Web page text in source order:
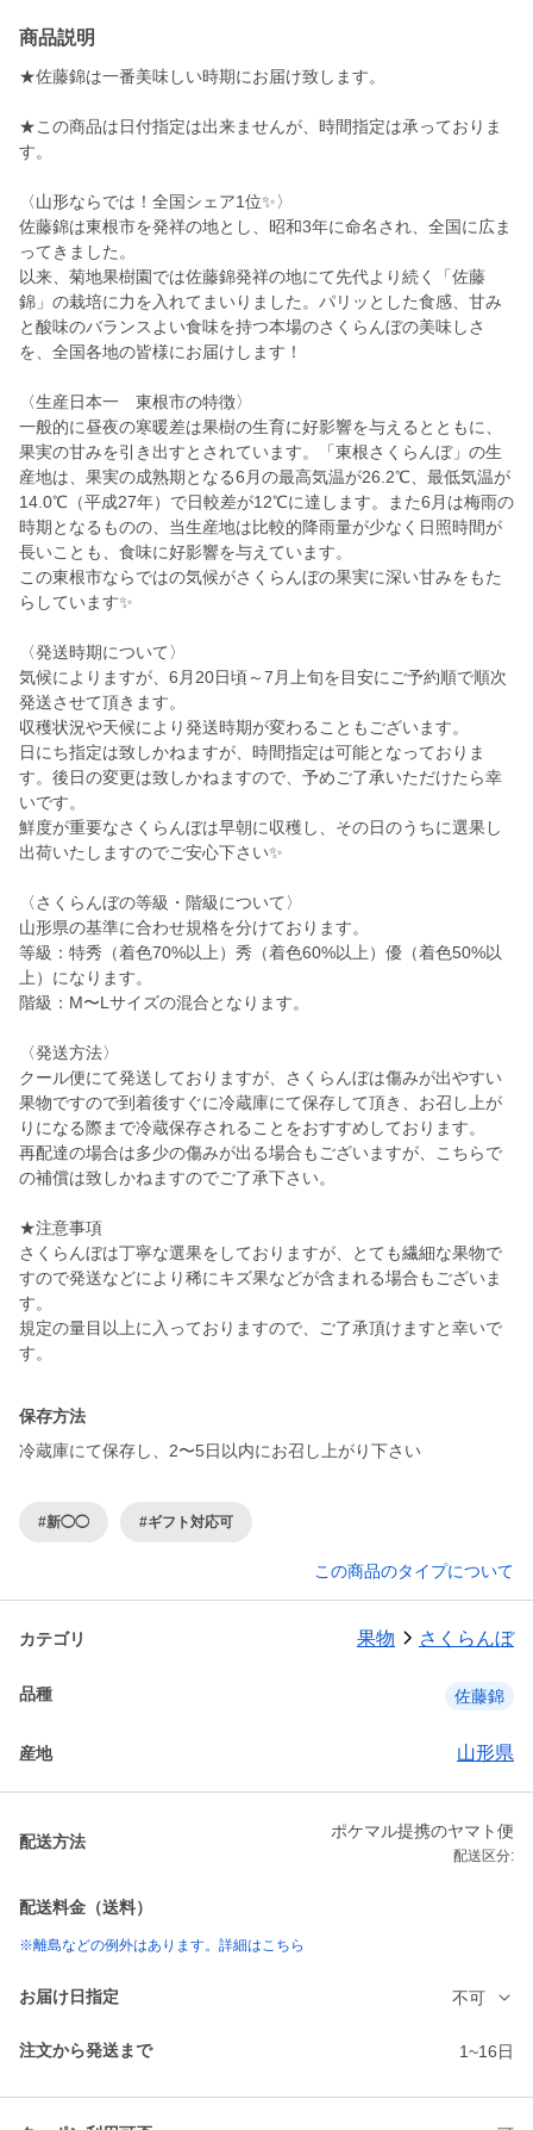
商品説明
★佐藤錦は一番美味しい時期にお届け致します。
★この商品は日付指定は出来ませんが、時間指定は承っておりま
す。
〈山形ならでは！全国シェア1位✨〉
佐藤錦は東根市を発祥の地とし、昭和3年に命名され、全国に広ま
ってきました。
以来、菊地果樹園では佐藤錦発祥の地にて先代より続く「佐藤
錦」の栽培に力を入れてまいりました。パリッとした食感、甘み
と酸味のバランスよい食味を持つ本場のさくらんぼの美味しさ
を、全国各地の皆様にお届けします！
〈生産日本一 東根市の特徴〉
一般的に昼夜の寒暖差は果樹の生育に好影響を与えるとともに、
果実の甘みを引き出すとされています。「東根さくらんぼ」の生
産地は、果実の成熟期となる6月の最高気温が26.2℃、最低気温が
14.0℃（平成27年）で日較差が12℃に達します。また6月は梅雨の
時期となるものの、当生産地は比較的降雨量が少なく日照時間が
長いことも、食味に好影響を与えています。
この東根市ならではの気候がさくらんぼの果実に深い甘みをもた
らしています✨
〈発送時期について〉
気候によりますが、6月20日頃～7月上旬を目安にご予約順で順次
発送させて頂きます。
収穫状況や天候により発送時期が変わることもございます。
日にち指定は致しかねますが、時間指定は可能となっておりま
す。後日の変更は致しかねますので、予めご了承いただけたら幸
いです。
鮮度が重要なさくらんぼは早朝に収穫し、その日のうちに選果し
出荷いたしますのでご安心下さい✨
〈さくらんぼの等級・階級について〉
山形県の基準に合わせ規格を分けております。
等級：特秀（着色70%以上）秀（着色60%以上）優（着色50%以
上）になります。
階級：M〜Lサイズの混合となります。
〈発送方法〉
クール便にて発送しておりますが、さくらんぼは傷みが出やすい
果物ですので到着後すぐに冷蔵庫にて保存して頂き、お召し上が
りになる際まで冷蔵保存されることをおすすめしております。
再配達の場合は多少の傷みが出る場合もございますが、こちらで
の補償は致しかねますのでご了承下さい。
★注意事項
さくらんぼは丁寧な選果をしておりますが、とても繊細な果物で
すので発送などにより稀にキズ果などが含まれる場合もございま
す。
規定の量目以上に入っておりますので、ご了承頂けますと幸いで
す。
保存方法
冷蔵庫にて保存し、2〜5日以内にお召し上がり下さい
#新◯◯ #ギフト対応可
この商品のタイプについて
カテゴリ 果物 さくらんぼ
品種 佐藤錦
産地 山形県
配送方法
ポケマル提携のヤマト便
配送区分:
配送料金（送料）
※離島などの例外はあります。詳細はこちら
お届け日指定 不可
注文から発送まで 1~16日